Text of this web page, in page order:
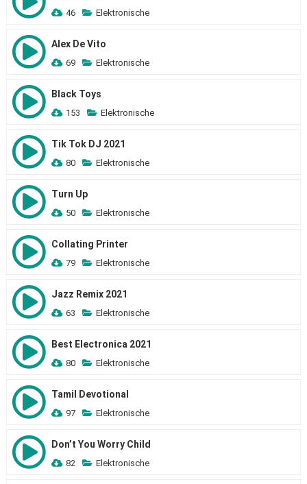
46 Elektronische
Alex De Vito
69 Elektronische
Black Toys
153 Elektronische
Tik Tok DJ 2021
80 Elektronische
Turn Up
50 Elektronische
Collating Printer
79 Elektronische
Jazz Remix 2021
63 Elektronische
Best Electronica 2021
80 Elektronische
Tamil Devotional
97 Elektronische
Don’t You Worry Child
82 Elektronische